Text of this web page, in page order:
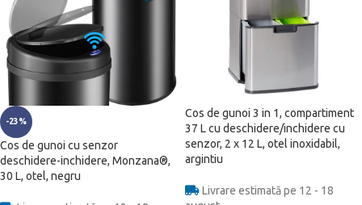
-23%
Cos de gunoi cu senzor
deschidere-inchidere, Monzana®,
30 L, otel, negru
Cos de gunoi 3 in 1, compartiment
37 L cu deschidere/inchidere cu
senzor, 2 x 12 L, otel inoxidabil,
argintiu
Livrare estimată pe 12 - 18